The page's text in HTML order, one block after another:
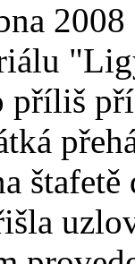
2008
příliš